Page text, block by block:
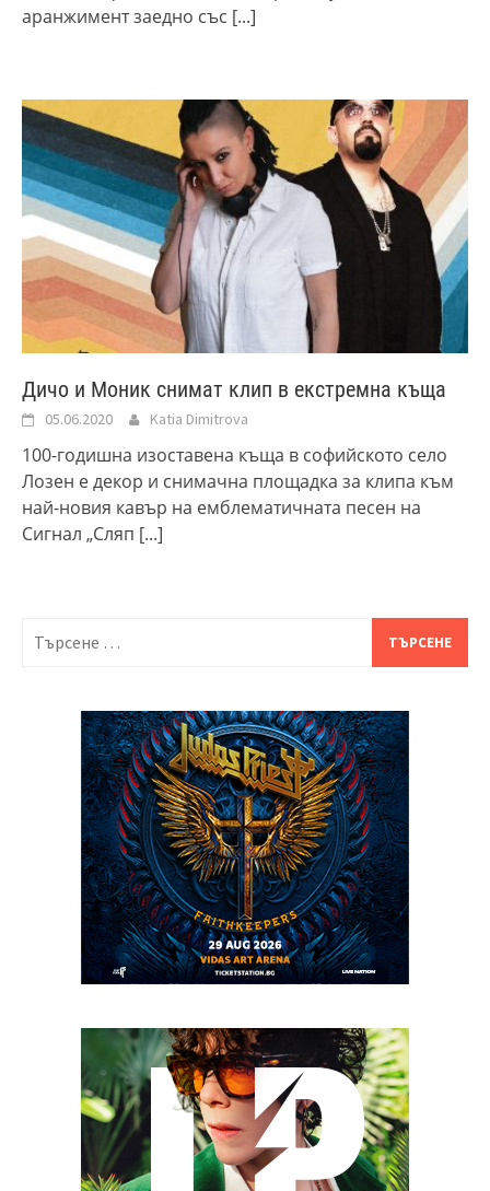
аранжимент заедно със [...]
Дичо и Моник снимат клип в екстремна къща
05.06.2020 Katia Dimitrova
100-годишна изоставена къща в софийското село
Лозен е декор и снимачна площадка за клипа към
най-новия кавър на емблематичната песен на
Сигнал „Сляп [...]
Търсене